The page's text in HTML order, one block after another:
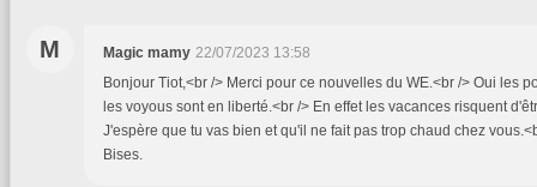
M Magic mamy 22/07/2023 13:58
Bonjour Tiot,<br /> Merci pour ce nouvelles du WE.<br /> Oui les
les voyous sont en liberté.<br /> En effet les vacances risquent
J'espère que tu vas bien et qu'il ne fait pas trop chaud chez
Bises.